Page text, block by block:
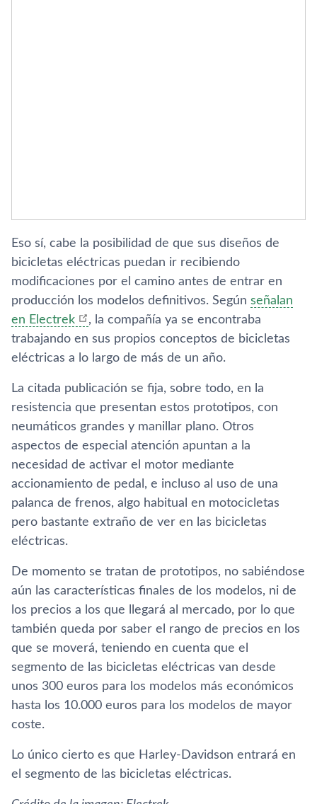
Eso sí, cabe la posibilidad de que sus diseños de
bicicletas eléctricas puedan ir recibiendo
modificaciones por el camino antes de entrar en
producción los modelos definitivos. Según señalan
en Electrek
, la compañía ya se encontraba
trabajando en sus propios conceptos de bicicletas
eléctricas a lo largo de más de un año.
La citada publicación se fija, sobre todo, en la
resistencia que presentan estos prototipos, con
neumáticos grandes y manillar plano. Otros
aspectos de especial atención apuntan a la
necesidad de activar el motor mediante
accionamiento de pedal, e incluso al uso de una
palanca de frenos, algo habitual en motocicletas
pero bastante extraño de ver en las bicicletas
eléctricas.
De momento se tratan de prototipos, no sabiéndose
aún las características finales de los modelos, ni de
los precios a los que llegará al mercado, por lo que
también queda por saber el rango de precios en los
que se moverá, teniendo en cuenta que el
segmento de las bicicletas eléctricas van desde
unos 300 euros para los modelos más económicos
hasta los 10.000 euros para los modelos de mayor
coste.
Lo único cierto es que Harley-Davidson entrará en
el segmento de las bicicletas eléctricas.